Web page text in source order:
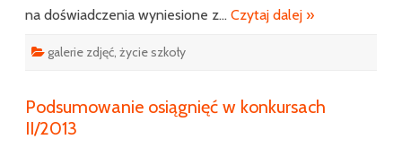
na doświadczenia wyniesione z… Czytaj dalej »
galerie zdjęć życie szkoły
Podsumowanie osiągnięć w konkursach
II/2013